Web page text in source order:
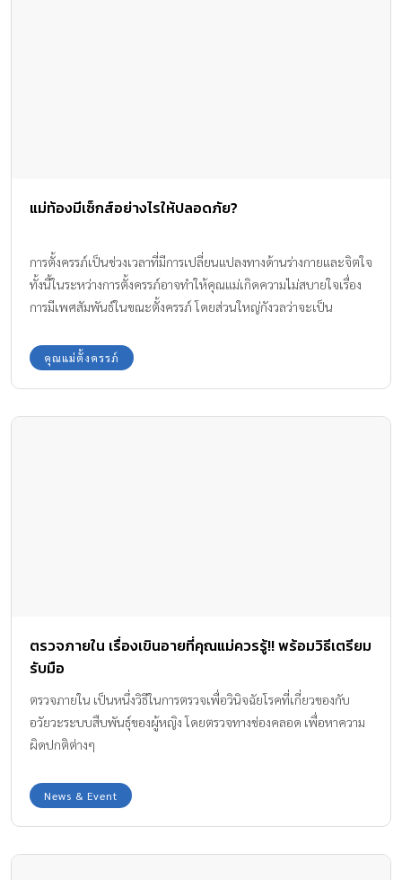
แม่ท้องมีเซ็กส์อย่างไรให้ปลอดภัย?
การตั้งครรภ์เป็นช่วงเวลาที่มีการเปลี่ยนแปลงทางด้านร่างกายและจิตใจ
ทั้งนี้ในระหว่างการตั้งครรภ์อาจทำให้คุณแม่เกิดความไม่สบายใจเรื่อง
การมีเพศสัมพันธ์ในขณะตั้งครรภ์ โดยส่วนใหญ่กังวลว่าจะเป็น
คุณแม่ตั้งครรภ์
ตรวจภายใน เรื่องเขินอายที่คุณแม่ควรรู้!! พร้อมวิธีเตรียม
รับมือ
ตรวจภายใน เป็นหนึ่งวิธีในการตรวจเพื่อวินิจฉัยโรคที่เกี่ยวของกับ
อวัยวะระบบสืบพันธุ์ของผู้หญิง โดยตรวจทางช่องคลอด เพื่อหาความ
ผิดปกติต่างๆ
News & Event